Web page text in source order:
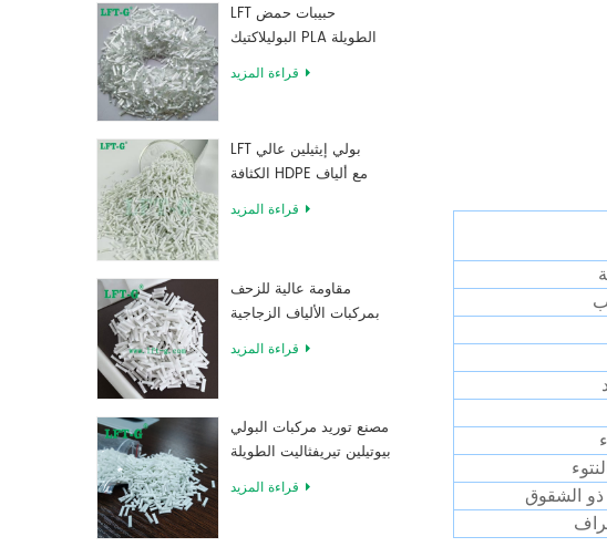
LFT حبيبات حمض
البوليلاكتيك PLA الطويلة
المقواة بالألياف الزجاجية
عالية القوة
قراءة المزيد
LFT بولي إيثيلين عالي
الكثافة HDPE مع ألياف
زجاجية طويلة معززة
قراءة المزيد
مقاومة عالية للزحف
بمركبات الألياف الزجاجية
قراءة المزيد
مصنع توريد مركبات البولي
بيوتيلين تيريفثاليت الطويلة
المقواة بالألياف الزجاجية
قراءة المزيد
الشقوق